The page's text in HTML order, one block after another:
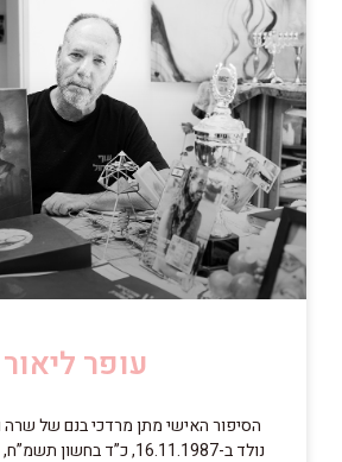
עופר ליאור
הסיפור האישי מתן מרדכי בנם של שרה